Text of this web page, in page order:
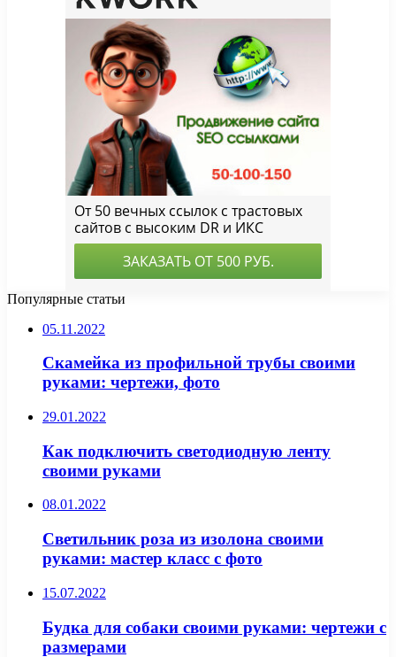
Популярные статьи
05.11.2022
Скамейка из профильной трубы своими
руками: чертежи, фото
29.01.2022
Как подключить светодиодную ленту
своими руками
08.01.2022
Светильник роза из изолона своими
руками: мастер класс с фото
15.07.2022
Будка для собаки своими руками: чертежи с
размерами